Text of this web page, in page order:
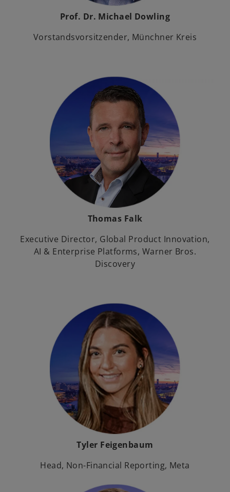
Prof. Dr. Michael Dowling
Vorstandsvorsitzender, Münchner Kreis
Thomas Falk
Executive Director, Global Product Innovation,
AI & Enterprise Platforms, Warner Bros.
Discovery
Tyler Feigenbaum
Head, Non-Financial Reporting, Meta